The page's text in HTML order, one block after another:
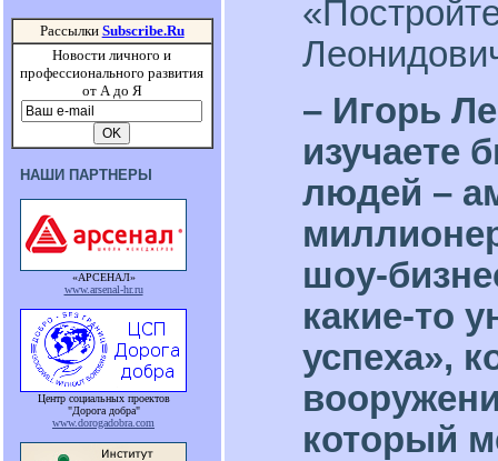
Рассылки Subscribe.Ru
Новости личного и
профессионального развития
от А до Я
НАШИ ПАРТНЕРЫ
«АРСЕНАЛ»
www.arsenal-hr.ru
Центр социальных проектов
"Дорога добра"
www.dorogadobra.com
– Игорь
изучаете
людей –
шоу-
какие-то
успеха»,
который